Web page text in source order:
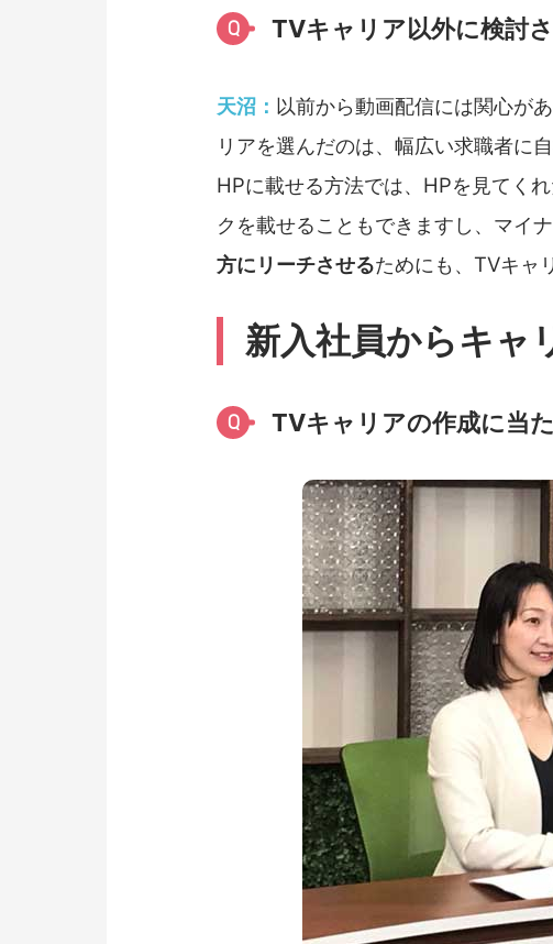
Q TVキャリア以外に検討
天沼： 以前から動画配信には関心が
リアを選んだのは、幅広い求職者に
HPに載せる方法では、HPを見てく
クを載せることもできますし、マイ
方にリーチさせるためにも、TVキャ
新入社員からキャ
Q TVキャリアの作成に当